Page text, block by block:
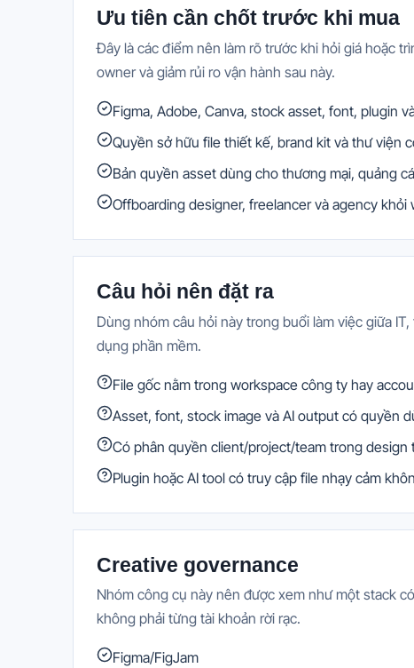
Ưu tiên cần chốt trước khi mua
Đây là các điểm nên làm rõ trước khi hỏi giá hoặc
owner và giảm rủi ro vận hành sau này.
Figma, Adobe, Canva, stock asset, font, plugin
Quyền sở hữu file thiết kế, brand kit và thư viện
Bản quyền asset dùng cho thương mại, quảng
Offboarding designer, freelancer và agency khỏi
Câu hỏi nên đặt ra
Dùng nhóm câu hỏi này trong buổi làm việc giữa
dụng phần mềm.
File gốc nằm trong workspace công ty hay
Asset, font, stock image và AI output có quyền
Có phân quyền client/project/team trong design
Plugin hoặc AI tool có truy cập file nhạy cảm
Creative governance
Nhóm công cụ này nên được xem như một stack
không phải từng tài khoản rời rạc.
Figma/FigJam